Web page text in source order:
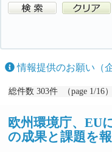
情報提供のお願い（
総件数 303件 （page 1/16
欧州環境庁、EU
の成果と課題を